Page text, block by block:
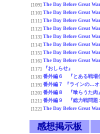
[109] The Day Before Great
[110] The Day Before Great
[111] The Day Before Great
[112] The Day Before Great
[113] The Day Before Great
[114] The Day Before Great
[115] The Day Before Great
[116] The Day Before Great
[117]
『おしらせ』
[118] 番外編６ 『とある戦場
[119] 番外編７ 『ラインの…オ
[120] 番外編８ 『喰らうた肉』
[121] 番外編９ 『総力戦問題
[122] The Day Before Great
感想掲示板